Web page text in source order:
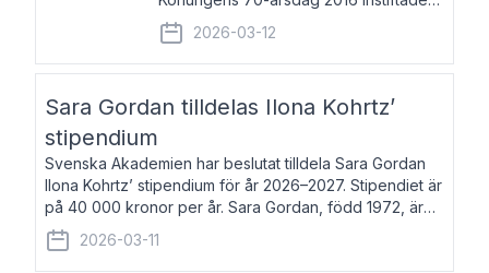
fem av de kungliga akademierna det så
kallade Bernadotteprogrammet med
syfte att genom stipendier erbjuda stöd
2026-03-12
Sara Gordan tilldelas Ilona Kohrtz’
stipendium
Svenska Akademien har beslutat tilldela Sara Gordan
Ilona Kohrtz’ stipendium för år 2026–2027. Stipendiet är
på 40 000 kronor per år. Sara Gordan, född 1972, är
författare och översättare. Hon debuterade 2006 med
det prosalyriska verket En
2026-03-11